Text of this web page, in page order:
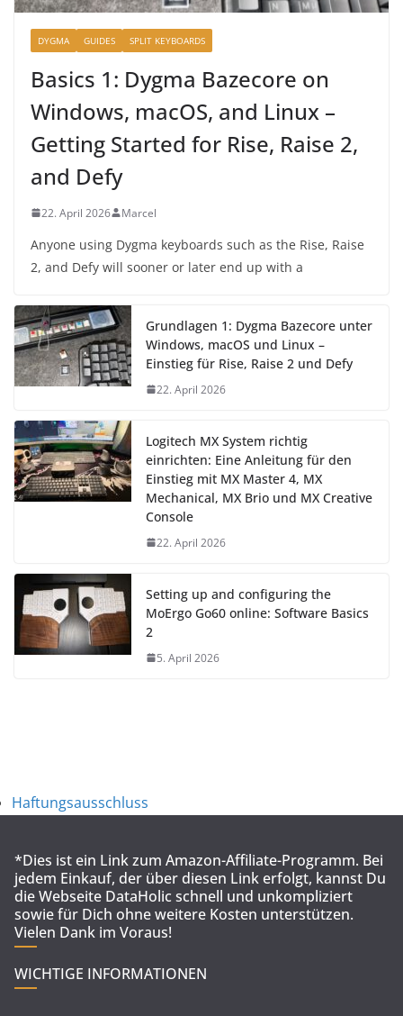
DYGMA GUIDES SPLIT KEYBOARDS
Basics 1: Dygma Bazecore on
Windows, macOS, and Linux –
Getting Started for Rise, Raise 2,
and Defy
22. April 2026 Marcel
Anyone using Dygma keyboards such as the Rise, Raise
2, and Defy will sooner or later end up with a
Grundlagen 1: Dygma Bazecore unter
Windows, macOS und Linux –
Einstieg für Rise, Raise 2 und Defy
22. April 2026
Logitech MX System richtig
einrichten: Eine Anleitung für den
Einstieg mit MX Master 4, MX
Mechanical, MX Brio und MX Creative
Console
22. April 2026
Setting up and configuring the
MoErgo Go60 online: Software Basics
2
5. April 2026
Haftungsausschluss
*Dies ist ein Link zum Amazon-Affiliate-Programm. Bei
jedem Einkauf, der über diesen Link erfolgt, kannst Du
die Webseite DataHolic schnell und unkompliziert
sowie für Dich ohne weitere Kosten unterstützen.
Vielen Dank im Voraus!
WICHTIGE INFORMATIONEN